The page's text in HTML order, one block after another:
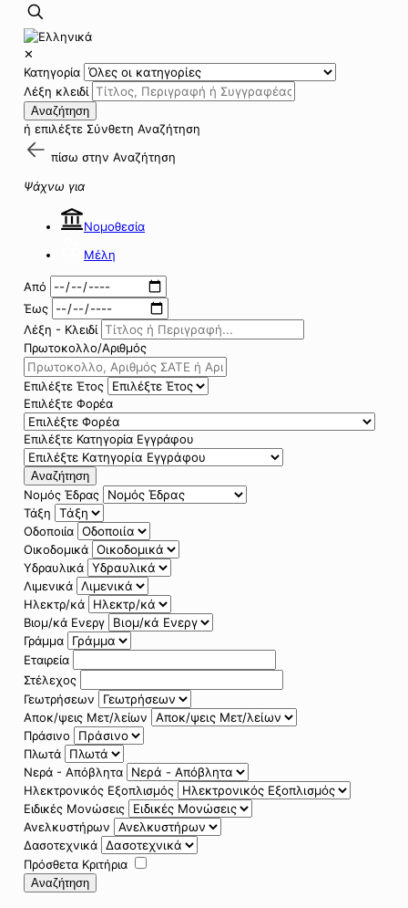
✕
Κατηγορία
Λέξη κλειδί
Αναζήτηση
ή επιλέξτε Σύνθετη Αναζήτηση
πίσω στην Αναζήτηση
Ψάχνω για
Νομοθεσία
Μέλη
Από
Έως
Λέξη - Κλειδί
Πρωτοκολλο/Αριθμός
Επιλέξτε Έτος
Επιλέξτε Φορέα
Επιλέξτε Κατηγορία Εγγράφου
Αναζήτηση
Νομός Έδρας
Τάξη
Οδοποιία
Οικοδομικά
Υδραυλικά
Λιμενικά
Ηλεκτρ/κά
Βιομ/κά Ενεργ
Γράμμα
Εταιρεία
Στέλεχος
Γεωτρήσεων
Αποκ/ψεις Μετ/λείων
Πράσινο
Πλωτά
Νερά - Απόβλητα
Ηλεκτρονικός Εξοπλισμός
Ειδικές Μονώσεις
Ανελκυστήρων
Δασοτεχνικά
Πρόσθετα Κριτήρια
Αναζήτηση